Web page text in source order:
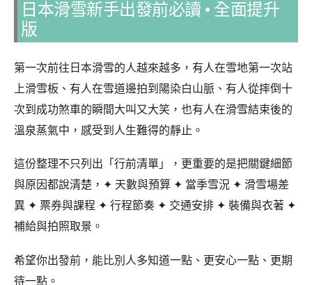
日本滑雪新手出發前必讀 • 全面提升
版
第一次前往日本滑雪的人越來越多，有人在雪地第一次站
上滑雪板、有人在雪道邊拍到陽染白山脈、有人從摔倒十
次到成功煞車的瞬間大叫又大笑，也有人在滑雪結束後的
溫泉蒸氣中，感受到人生難得的靜止。
這份整理不只列出「行前清單」，更重要的是把關鍵細節
與原因都說清楚，✦ 天數與預算 ✦ 當季雪況 ✦ 滑雪場差
異 ✦ 票券與課程 ✦ 行程節奏 ✦ 交通安排 ✦ 裝備與衣著 ✦
補給與拍照取景。
希望你出發前，能比別人多知道一點、更安心一點、更期
待一點。